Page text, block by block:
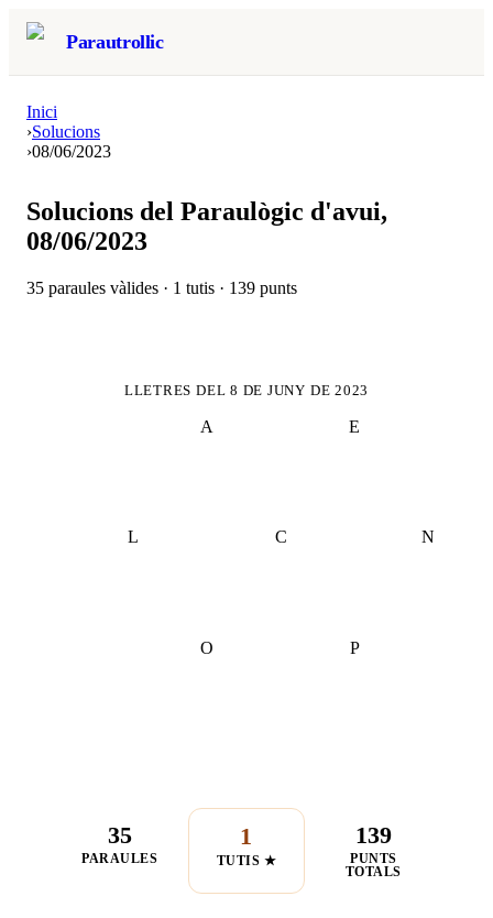
Parautrollic
Inici
›Solucions
›08/06/2023
Solucions del Paraulògic d'avui,
08/06/2023
35 paraules vàlides · 1 tutis · 139 punts
LLETRES DEL8 DE JUNY DE 2023
C
A E
L N
O P
35
PARAULES
1
TUTIS ★
139
PUNTS
TOTALS